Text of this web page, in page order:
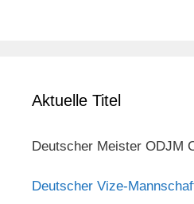
Aktuelle Titel
Deutscher Meister ODJM
Deutscher Vize-